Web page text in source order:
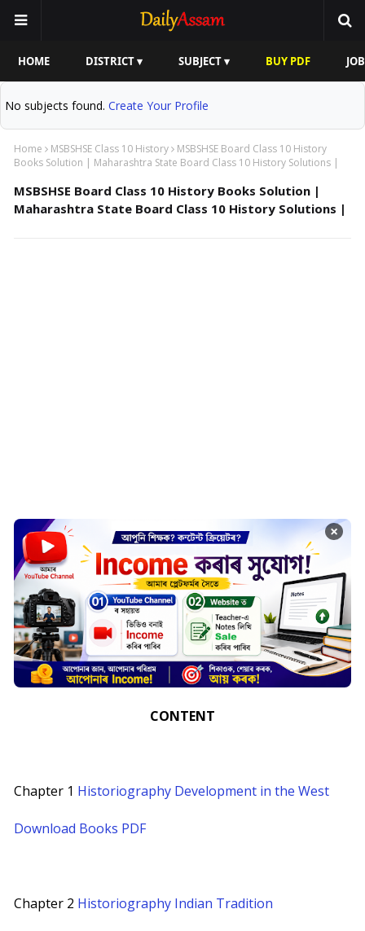
HOME DISTRICT ▾ SUBJECT ▾ BUY PDF
No subjects found. Create Your Profile
Home MSBSHSE Class 10 History
MSBSHSE Board Class 10 History
Books Solution | Maharashtra State Board Class 10 History Solutions |
MSBSHSE Board Class 10 History Books Solution |
Maharashtra State Board Class 10 History Solutions |
×
CONTENT
Chapter 1 Historiography Development in the West
Download Books PDF
Chapter 2 Historiography Indian Tradition